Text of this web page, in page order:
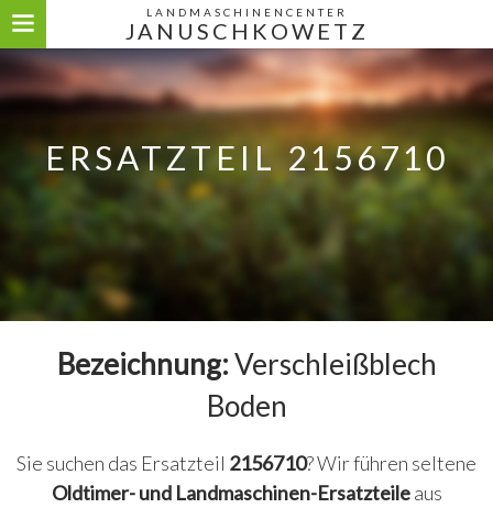
LANDMASCHINENCENTER
JANUSCHKOWETZ
ERSATZTEIL 2156710
Bezeichnung:Verschleißblech
Boden
Sie suchen das Ersatzteil 2156710? Wir führen seltene
Oldtimer- und Landmaschinen-Ersatzteileaus